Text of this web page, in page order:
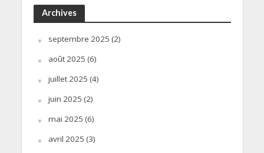
Archives
septembre 2025 (2)
août 2025 (6)
juillet 2025 (4)
juin 2025 (2)
mai 2025 (6)
avril 2025 (3)